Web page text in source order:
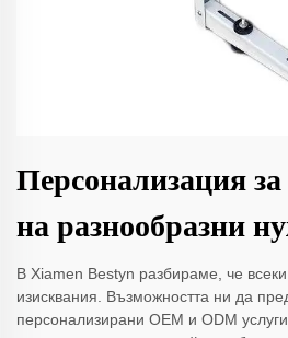
Персонализация за
на разнообразни
В Xiamen Bestyn разбираме, че
изисквания. Възможността ни да
персонализирани OEM и ODM